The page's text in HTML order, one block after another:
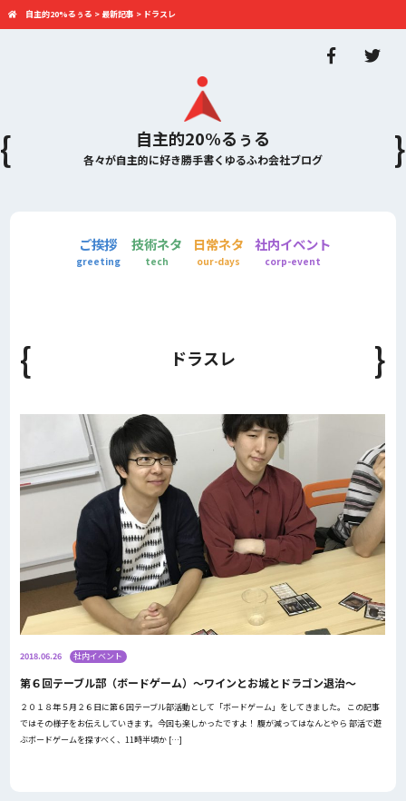
自主的20%るぅる
各々が自主的に好き勝手書くゆるふわ会社ブログ
自主的20%るぅる > 最新記事 > ドラスレ
ご挨拶
greeting
技術ネタ
tech
日常ネタ
our-days
社内イベント
corp-event
ドラスレ
2018.06.26 社内イベント
第６回テーブル部（ボードゲーム）～ワインとお城とドラゴン退治～
２０１８年５月２６日に第６回テーブル部活動として「ボードゲーム」をしてきました。 この記事
ではその様子をお伝えしていきます。今回も楽しかったですよ！ 腹が減ってはなんとやら 部活で遊
ぶボードゲームを探すべく、11時半頃か […]